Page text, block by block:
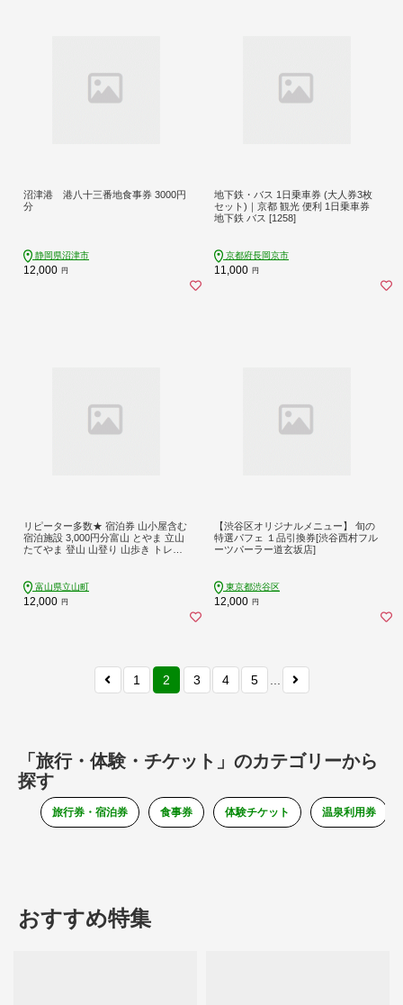
沼津港 港八十三番地食事券 3000円
分
静岡県沼津市
12,000 円
地下鉄・バス 1日乗車券 (大人券3枚
セット)｜京都 観光 便利 1日乗車券
地下鉄 バス [1258]
京都府長岡京市
11,000 円
リピーター多数★ 宿泊券 山小屋含む
宿泊施設 3,000円分富山 とやま 立山
たてやま 登山 山登り 山歩き トレッ
光 3000 3000円 富山県 立山町 F6T-7
75
富山県立山町
12,000 円
【渋谷区オリジナルメニュー】 旬の
特選パフェ １品引換券[渋谷西村フル
ーツパーラー道玄坂店]
東京都渋谷区
12,000 円
1 2 3 4 5
「旅行・体験・チケット」のカテゴリーから
探す
旅行券・宿泊券 食事券 体験チケット 温泉利用券
おすすめ特集